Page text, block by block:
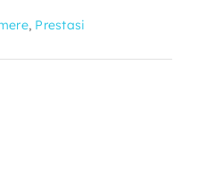
, Prestasi